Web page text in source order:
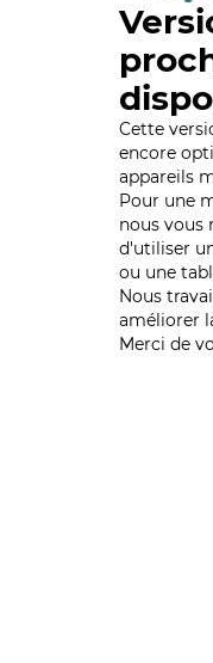
Cette
encore
appareils
Pour une
nous vous
d'utiliser
ou une
Nous
améliorer
Merci de